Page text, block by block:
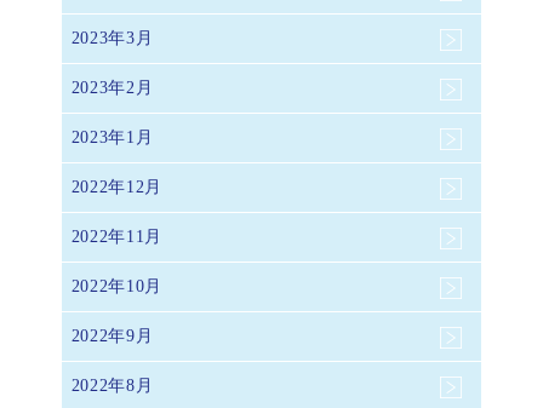
2023年3月
2023年2月
2023年1月
2022年12月
2022年11月
2022年10月
2022年9月
2022年8月